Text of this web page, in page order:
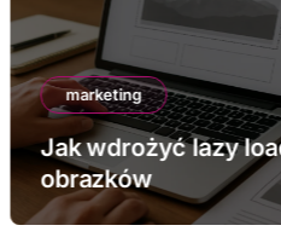
marketing
Jak wdrożyć lazy
obrazków